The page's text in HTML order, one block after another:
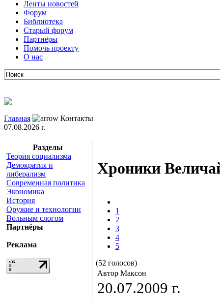
Ленты новостей
Форум
Библиотека
Старый форум
Партнёры
Помочь проекту
О нас
Главная
Контакты
07.08.2026 г.
Разделы
Теория социализма
Демократия и
либерализм
Современная политика
Экономика
История
Оружие и технологии
Вольным слогом
Партнёры
Реклама
Хроники
1
2
3
4
5
(52 голосов)
Автор Максон
20.07.2009 г.